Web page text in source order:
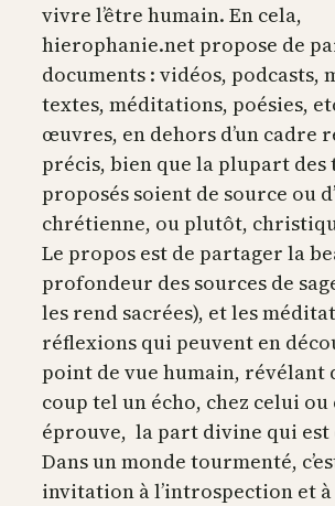
vivre l’être humain. En cela,
hierophanie.net propose de
documents : vidéos, podcasts,
textes, méditations, poésies,
œuvres, en dehors d’un cadre
précis, bien que la plupart des
proposés soient de source ou
chrétienne, ou plutôt,
Le propos est de partager la
profondeur des sources de
les rend sacrées), et les
réflexions qui peuvent en
point de vue humain, révélant
coup tel un écho, chez celui
éprouve, la part divine qui est
Dans un monde tourmenté,
invitation à l’introspection et à